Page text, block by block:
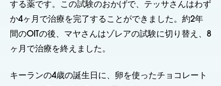
する薬です。この試験のおかげで、テッサさんはわず
か4ヶ月で治療を完了することができました。約2年
間のOITの後、マヤさんはゾレアの試験に切り替え、8
ヶ月で治療を終えました。
キーランの4歳の誕生日に、卵を使ったチョコレート